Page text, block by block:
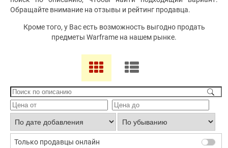
Обращайте внимание на отзывы и рейтинг продавца.
Кроме того, у Вас есть возможность выгодно продать
предметы Warframe на нашем рынке.
Только продавцы онлайн